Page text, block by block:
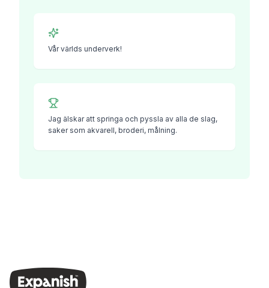
Vår världs underverk!
Jag älskar att springa och pyssla av alla de slag,
saker som akvarell, broderi, målning.